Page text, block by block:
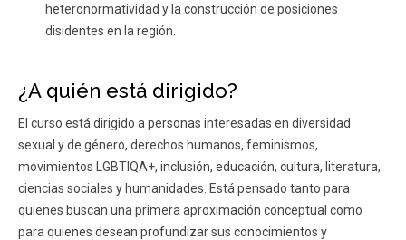
heteronormatividad y la construcción de posiciones
disidentes en la región.
¿A quién está dirigido?
El curso está dirigido a personas interesadas en diversidad
sexual y de género, derechos humanos, feminismos,
movimientos LGBTIQA+, inclusión, educación, cultura, literatura,
ciencias sociales y humanidades. Está pensado tanto para
quienes buscan una primera aproximación conceptual como
para quienes desean profundizar sus conocimientos y